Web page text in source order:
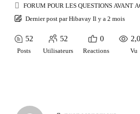
FORUM POUR LES QUESTIONS AVANT
Dernier postparHibavayIl y a 2 mois
52
Posts
52
Utilisateurs
0
Reactions Vu